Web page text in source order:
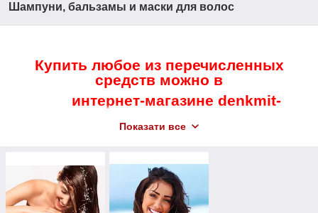
Шампуни, бальзамы и маски для волос
Купить любое из перечисленных
средств можно в
интернет-магазине denkmit-
Показати все